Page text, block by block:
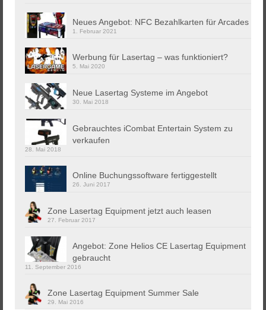
Neues Angebot: NFC Bezahlkarten für Arcades
1. Februar 2021
Werbung für Lasertag – was funktioniert?
5. Mai 2020
Neue Lasertag Systeme im Angebot
30. Mai 2018
Gebrauchtes iCombat Entertain System zu
verkaufen
28. Mai 2018
Online Buchungssoftware fertiggestellt
26. Juni 2017
Zone Lasertag Equipment jetzt auch leasen
27. Februar 2017
Angebot: Zone Helios CE Lasertag Equipment
gebraucht
11. September 2016
Zone Lasertag Equipment Summer Sale
29. Mai 2016